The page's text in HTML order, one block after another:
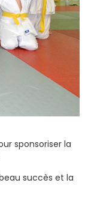
sponsoriser la
succès et la